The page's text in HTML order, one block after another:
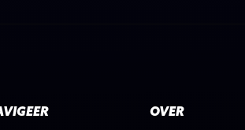
OVER